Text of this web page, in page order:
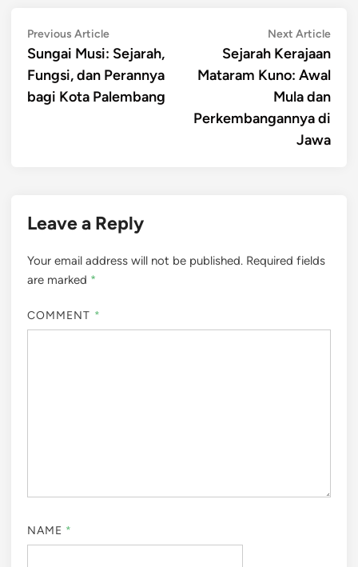
Post
navigation
Previous ArticlePrevious
article:
Sungai Musi: Sejarah,
Fungsi, dan Perannya
bagi Kota Palembang
Next ArticleNext
Sejarah Kerajaan
Mataram Kuno: Awal
Mula dan
Perkembangannya di
Jawa
Leave a Reply
Your email address will not be published. Required fields
are marked *
COMMENT *
NAME *